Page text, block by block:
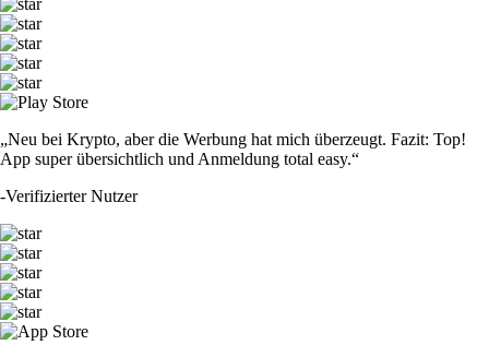
„Neu bei Krypto, aber die Werbung hat mich überzeugt. Fazit: Top!
App super übersichtlich und Anmeldung total easy.“
-Verifizierter Nutzer